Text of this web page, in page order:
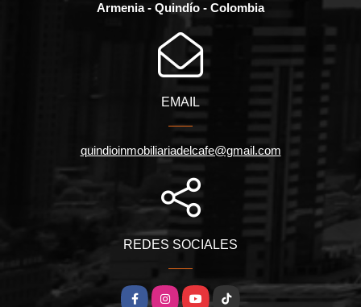
Armenia - Quindío - Colombia
EMAIL
quindioinmobiliariadelcafe@gmail.com
REDES SOCIALES
FacebookInstagramYouTube
TikTok